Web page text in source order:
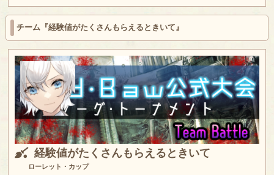
チーム『経験値がたくさんもらえるときいて』
経験値がたくさんもらえるときいて
ローレット・カップ